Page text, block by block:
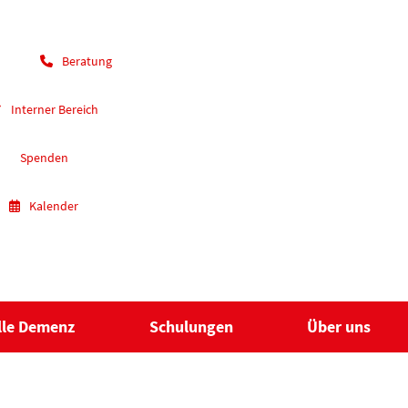
Beratung
Interner Bereich
Spenden
Kalender
Demenz Schulungen Über uns